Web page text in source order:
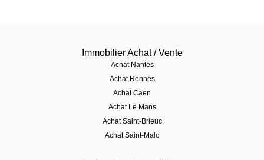
Immobilier Achat / Vente
Achat Nantes
Achat Rennes
Achat Caen
Achat Le Mans
Achat Saint-Brieuc
Achat Saint-Malo